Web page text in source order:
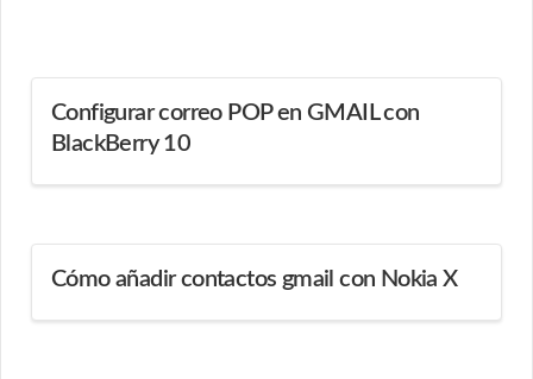
Configurar correo POP en GMAIL con
BlackBerry 10
Cómo añadir contactos gmail con Nokia X